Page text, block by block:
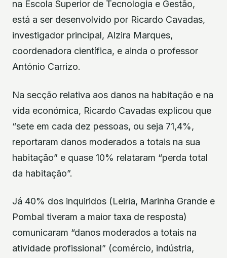
na Escola Superior de Tecnologia e Gestão,
está a ser desenvolvido por Ricardo Cavadas,
investigador principal, Alzira Marques,
coordenadora científica, e ainda o professor
António Carrizo.
Na secção relativa aos danos na habitação e na
vida económica, Ricardo Cavadas explicou que
“sete em cada dez pessoas, ou seja 71,4%,
reportaram danos moderados a totais na sua
habitação” e quase 10% relataram “perda total
da habitação”.
Já 40% dos inquiridos (Leiria, Marinha Grande e
Pombal tiveram a maior taxa de resposta)
comunicaram “danos moderados a totais na
atividade profissional” (comércio, indústria,